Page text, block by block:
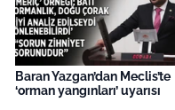
Baran Yazgan’dan Meclis’te
‘orman yangınları’ uyarısı